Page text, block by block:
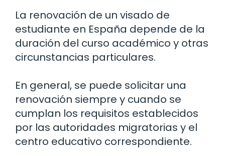
La renovación de un visado de
estudiante en España depende de la
duración del curso académico y otras
circunstancias particulares.
En general, se puede solicitar una
renovación siempre y cuando se
cumplan los requisitos establecidos
por las autoridades migratorias y el
centro educativo correspondiente.